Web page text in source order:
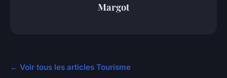
Margot
← Voir tous les articles Tourisme